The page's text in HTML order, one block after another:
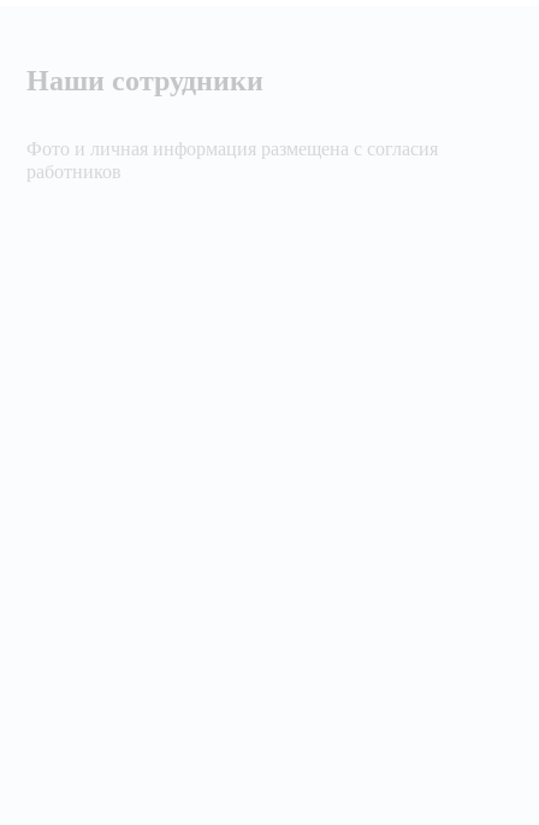
Наши сотрудники
Фото и личная информация размещена с согласия
работников